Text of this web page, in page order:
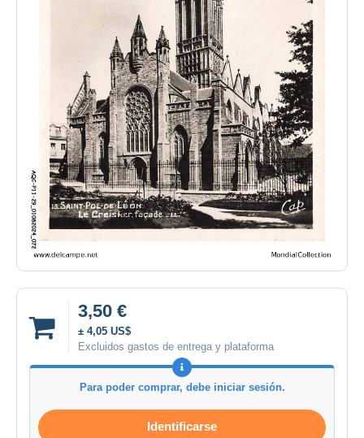
3,50 €
± 4,05 US$
Excluidos gastos de entrega y plataforma
Para poder comprar, debe iniciar sesión.
Identificarse